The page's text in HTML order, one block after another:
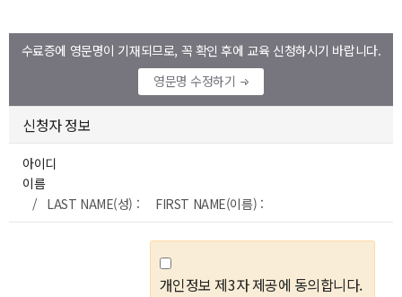
수료증에 영문명이 기재되므로, 꼭 확인 후에 교육 신청하시기 바랍니다.
영문명 수정하기
신청자 정보
아이디
이름
/ LAST NAME(성) : FIRST NAME(이름) :
개인정보 제3자 제공에 동의합니다.